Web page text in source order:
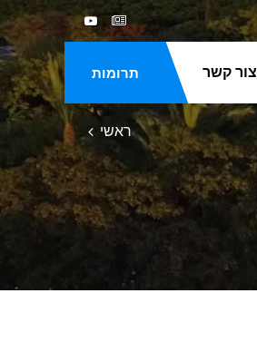
תרומות צור קשר
ראשי